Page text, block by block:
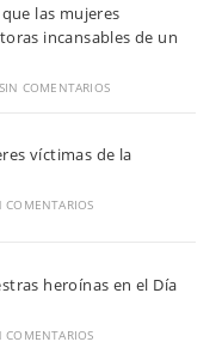
las mujeres
incansables de un
SIN COMENTARIOS
víctimas de la
COMENTARIOS
heroínas en el Día
COMENTARIOS